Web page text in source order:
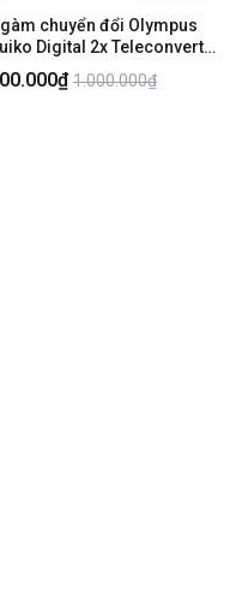
chuyển đổi Olympus
Digital 2x Teleconverter
20 - Màu đen - Ngoại hình
- Body 1.000.000₫